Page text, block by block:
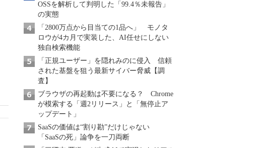
OSSを解析して判明した「99.4％未報告」
の実態
「2800万点から目当ての1品へ」 モノタ
ロウが4カ月で実装した、AI任せにしない
独自検索機能
「正規ユーザー」を隠れみのに侵入 信頼
された基盤を狙う最新サイバー脅威【調
査】
ブラウザの再起動は不要になる？ Chrome
が模索する「週2リリース」と「無停止ア
ップデート」
SaaSの価値は“割り勘”だけじゃない
「SaaSの死」論争を一刀両断